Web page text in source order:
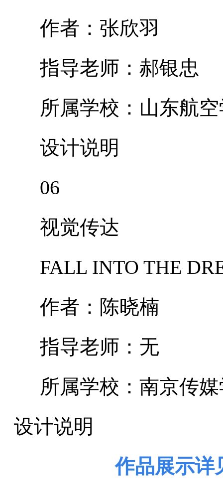
作者：张欣羽
指导老师：郝银忠
所属学校：山东航空
设计说明
06
视觉传达
FALL INTO THE
作者：陈晓楠
指导老师：无
所属学校：南京传媒
设计说明
作品展示详